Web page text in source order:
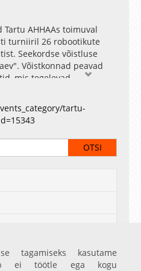
AHHAAs toimuval
turniiril 26 robootikute
Seekordse võistluse
Võistkonnad peavad
mis tegelevad
Robotid
ja vett,
üles maju ning
kiirabi.
tartu-
tagamiseks kasutame
ei töötle ega kogu